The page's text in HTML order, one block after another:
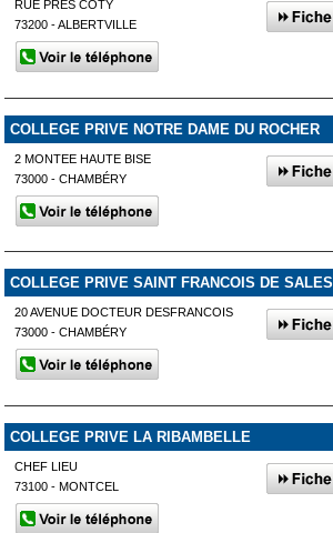
RUE PRES COTY
73200 - ALBERTVILLE
COLLEGE PRIVE NOTRE DAME DU ROCHER
2 MONTEE HAUTE BISE
73000 - CHAMBÉRY
COLLEGE PRIVE SAINT FRANCOIS DE SALES
20 AVENUE DOCTEUR DESFRANCOIS
73000 - CHAMBÉRY
COLLEGE PRIVE LA RIBAMBELLE
CHEF LIEU
73100 - MONTCEL